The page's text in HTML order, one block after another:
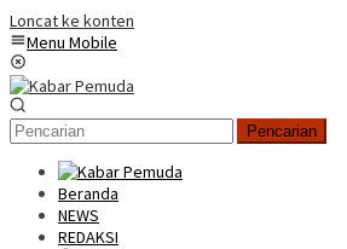
Loncat ke konten
Menu Mobile
Pencarian
Beranda
NEWS
REDAKSI